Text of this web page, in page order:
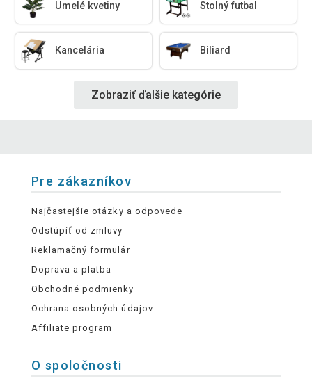
Umelé kvetiny Stolný futbal
Kancelária Biliard
Zobraziť ďalšie kategórie
Pre zákazníkov
Najčastejšie otázky a odpovede
Odstúpiť od zmluvy
Reklamačný formulár
Doprava a platba
Obchodné podmienky
Ochrana osobných údajov
Affiliate program
O spoločnosti